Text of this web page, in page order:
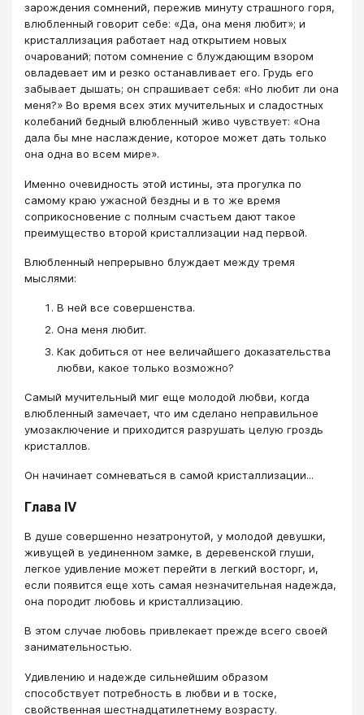
зарождения сомнений, пережив минуту страшного горя,
влюбленный говорит себе: «Да, она меня любит»; и
кристаллизация работает над открытием новых
очарований; потом сомнение с блуждающим взором
овладевает им и резко останавливает его. Грудь его
забывает дышать; он спрашивает себя: «Но любит ли она
меня?» Во время всех этих мучительных и сладостных
колебаний бедный влюбленный живо чувствует: «Она
дала бы мне наслаждение, которое может дать только
она одна во всем мире».
Именно очевидность этой истины, эта прогулка по
самому краю ужасной бездны и в то же время
соприкосновение с полным счастьем дают такое
преимущество второй кристаллизации над первой.
Влюбленный непрерывно блуждает между тремя
мыслями:
В ней все совершенства.
Она меня любит.
Как добиться от нее величайшего доказательства
любви, какое только возможно?
Самый мучительный миг еще молодой любви, когда
влюбленный замечает, что им сделано неправильное
умозаключение и приходится разрушать целую гроздь
кристаллов.
Он начинает сомневаться в самой кристаллизации...
Глава IV
В душе совершенно незатронутой, у молодой девушки,
живущей в уединенном замке, в деревенской глуши,
легкое удивление может перейти в легкий восторг, и,
если появится еще хоть самая незначительная надежда,
она породит любовь и кристаллизацию.
В этом случае любовь привлекает прежде всего своей
занимательностью.
Удивлению и надежде сильнейшим образом
способствует потребность в любви и в тоске,
свойственная шестнадцатилетнему возрасту.